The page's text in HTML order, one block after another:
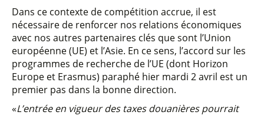
Dans ce contexte de compétition accrue, il est
nécessaire de renforcer nos relations économiques
avec nos autres partenaires clés que sont l’Union
européenne (UE) et l’Asie. En ce sens, l’accord sur les
programmes de recherche de l’UE (dont Horizon
Europe et Erasmus) paraphé hier mardi 2 avril est un
premier pas dans la bonne direction.
«L’entrée en vigueur des taxes douanières pourrait